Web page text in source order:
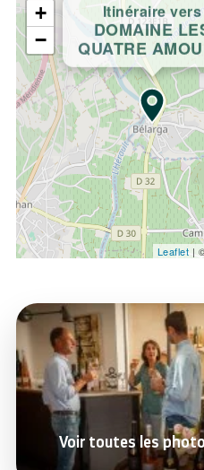
Itinéraire vers
DOMAINE
QUATRE
+
−
Leaflet |
Voir toutes les